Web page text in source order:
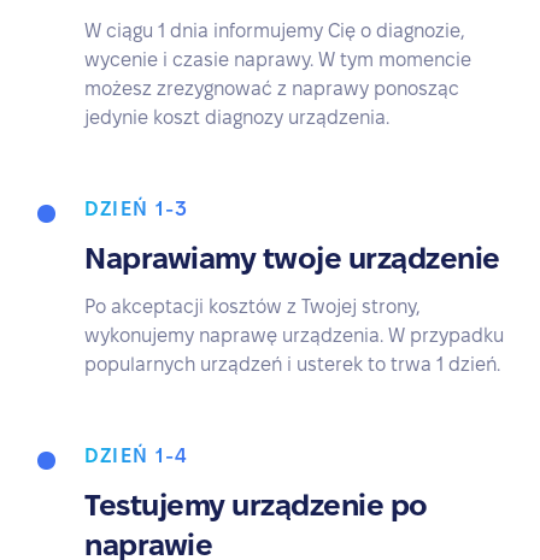
W ciągu 1 dnia informujemy Cię o diagnozie,
wycenie i czasie naprawy. W tym momencie
możesz zrezygnować z naprawy ponosząc
jedynie koszt diagnozy urządzenia.
DZIEŃ 1-3
Naprawiamy twoje urządzenie
Po akceptacji kosztów z Twojej strony,
wykonujemy naprawę urządzenia. W przypadku
popularnych urządzeń i usterek to trwa 1 dzień.
DZIEŃ 1-4
Testujemy urządzenie po
naprawie